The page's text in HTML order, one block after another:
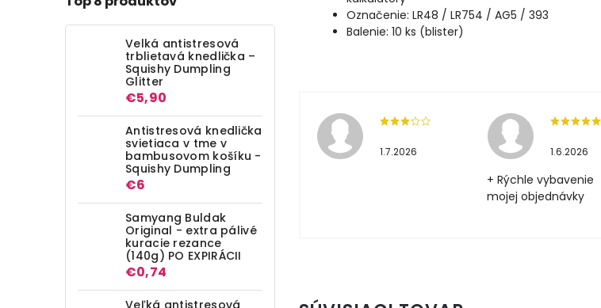
Velká antistresová
trblietavá knedlička –
Squishy Dumpling
Glitter
€5,90
Antistresová knedlička
svietiaca v tme v
bambusovom košíku -
Squishy Dumpling
€6
Samyang Buldak
Original - extra pálivé
kuracie rezance
(140g) PO EXPIRÁCII
€0,74
Veľká antistresová
Označenie: LR48 / LR754 / AG5 / 393
Balenie: 10 ks (blister)
1.7.2026 1.6.2026
+ Rýchle vybavenie
mojej objednávky